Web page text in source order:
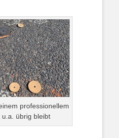
professionellem
u.a. übrig bleibt